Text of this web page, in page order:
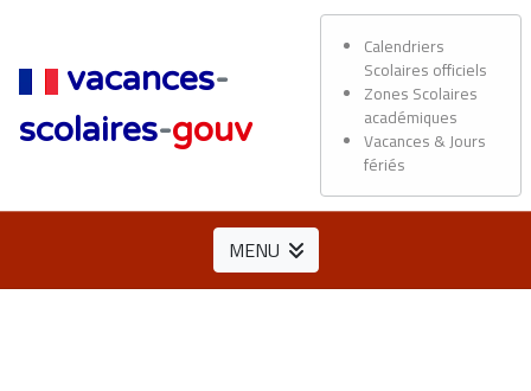
vacances-
scolaires-gouv
Calendriers
Scolaires officiels
Zones Scolaires
académiques
Vacances & Jours
fériés
MENU